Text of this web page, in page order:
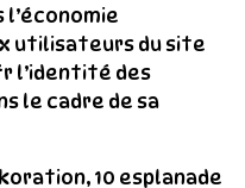
l’économie
utilisateurs du site
l’identité des
le cadre de sa
10 esplanade